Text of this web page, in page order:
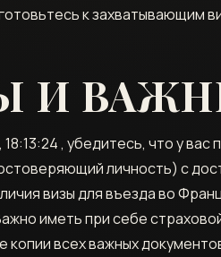
к захватывающим
И
, убедитесь, что у
личность) с
визы для въезда во
иметь при себе
всех важных